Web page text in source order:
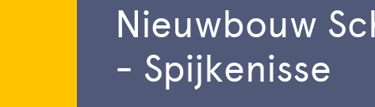
Nieuwbouw
- Spijkenisse